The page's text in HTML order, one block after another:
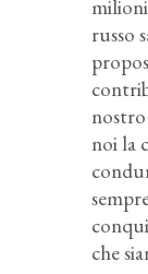
russo
noi la
che